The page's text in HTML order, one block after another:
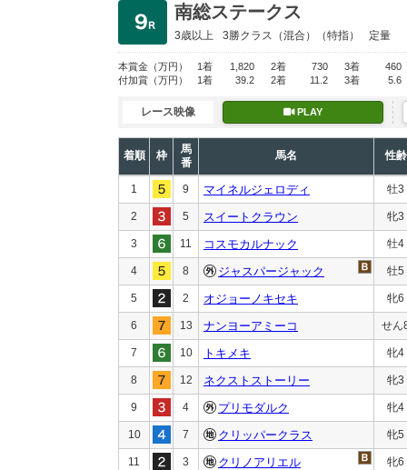
南総ステークス
3歳以上 3勝クラス （混合）（特指） 定量
本賞金 （万円） 1着 1,820 2着 730 3着
460
付加賞 （万円） 1着 39.2 2着 11.2 3着 5.6
レース映像 PLAY
着順 枠
馬
番
馬名 性齢
1 9 マイネルジェロディ 牡3
2 5 スイートクラウン 牝3
3 11 コスモカルナック 牡4
4 8 ジャスパージャック 牡5
5 2 オジョーノキセキ 牝6
6 13 ナンヨーアミーコ せん
7 10 トキメキ 牝4
8 12 ネクストストーリー 牝3
9 4 プリモダルク 牝4
10 7 クリッパークラス 牝5
11 3 クリノアリエル 牝6